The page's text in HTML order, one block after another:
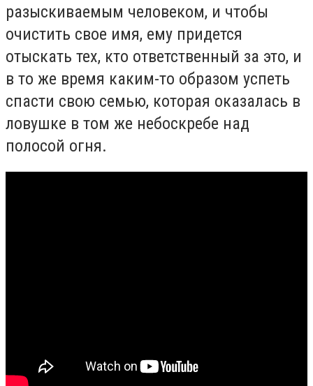
разыскиваемым человеком, и чтобы
очистить свое имя, ему придется
отыскать тех, кто ответственный за это, и
в то же время каким-то образом успеть
спасти свою семью, которая оказалась в
ловушке в том же небоскребе над
полосой огня.